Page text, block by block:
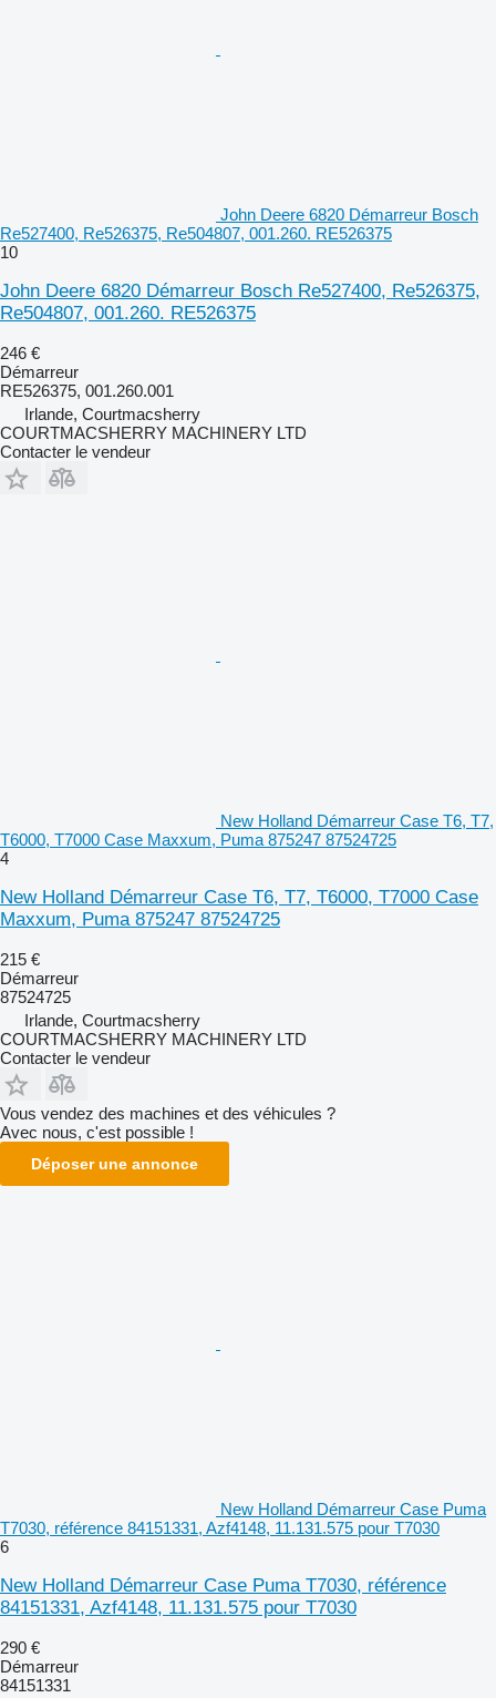
John Deere 6820 Démarreur Bosch
Re527400, Re526375, Re504807, 001.260. RE526375
10
John Deere 6820 Démarreur Bosch Re527400, Re526375,
Re504807, 001.260. RE526375
246 €
Démarreur
RE526375, 001.260.001
Irlande, Courtmacsherry
COURTMACSHERRY MACHINERY LTD
Contacter le vendeur
New Holland Démarreur Case T6, T7,
T6000, T7000 Case Maxxum, Puma 875247 87524725
4
New Holland Démarreur Case T6, T7, T6000, T7000 Case
Maxxum, Puma 875247 87524725
215 €
Démarreur
87524725
Irlande, Courtmacsherry
COURTMACSHERRY MACHINERY LTD
Contacter le vendeur
Vous vendez des machines et des véhicules ?
Avec nous, c'est possible !
Déposer une annonce
New Holland Démarreur Case Puma
T7030, référence 84151331, Azf4148, 11.131.575 pour T7030
6
New Holland Démarreur Case Puma T7030, référence
84151331, Azf4148, 11.131.575 pour T7030
290 €
Démarreur
84151331